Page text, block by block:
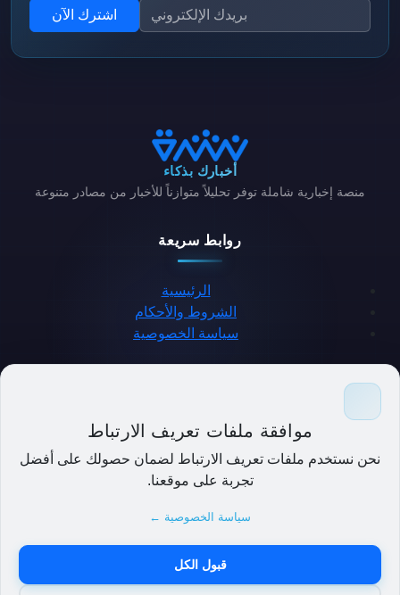
موافقة ملفات تعريف الارتباط
نحن نستخدم ملفات تعريف الارتباط لضمان حصولك على أفضل
تجربة على موقعنا.
سياسة الخصوصية ←
قبول الكل
اشترك الآن
أخبارك بذكاء
منصة إخبارية شاملة توفر تحليلاً متوازناً للأخبار من مصادر متنوعة
روابط سريعة
الرئيسية
الشروط والأحكام
سياسة الخصوصية